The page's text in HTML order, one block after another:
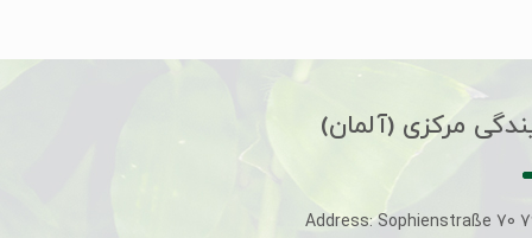
مرکزی (آلمان)
Address: Sophienstraße 70